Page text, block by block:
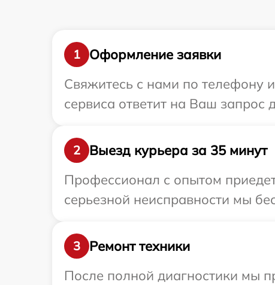
1
Оформление заявки
Свяжитесь с нами по телефону
сервиса ответит на Ваш запрос
2
Выезд курьера за 35 минут
Профессионал с опытом
серьезной неисправности мы
3
Ремонт техники
После полной диагностики мы